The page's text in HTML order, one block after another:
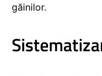
găinilor.